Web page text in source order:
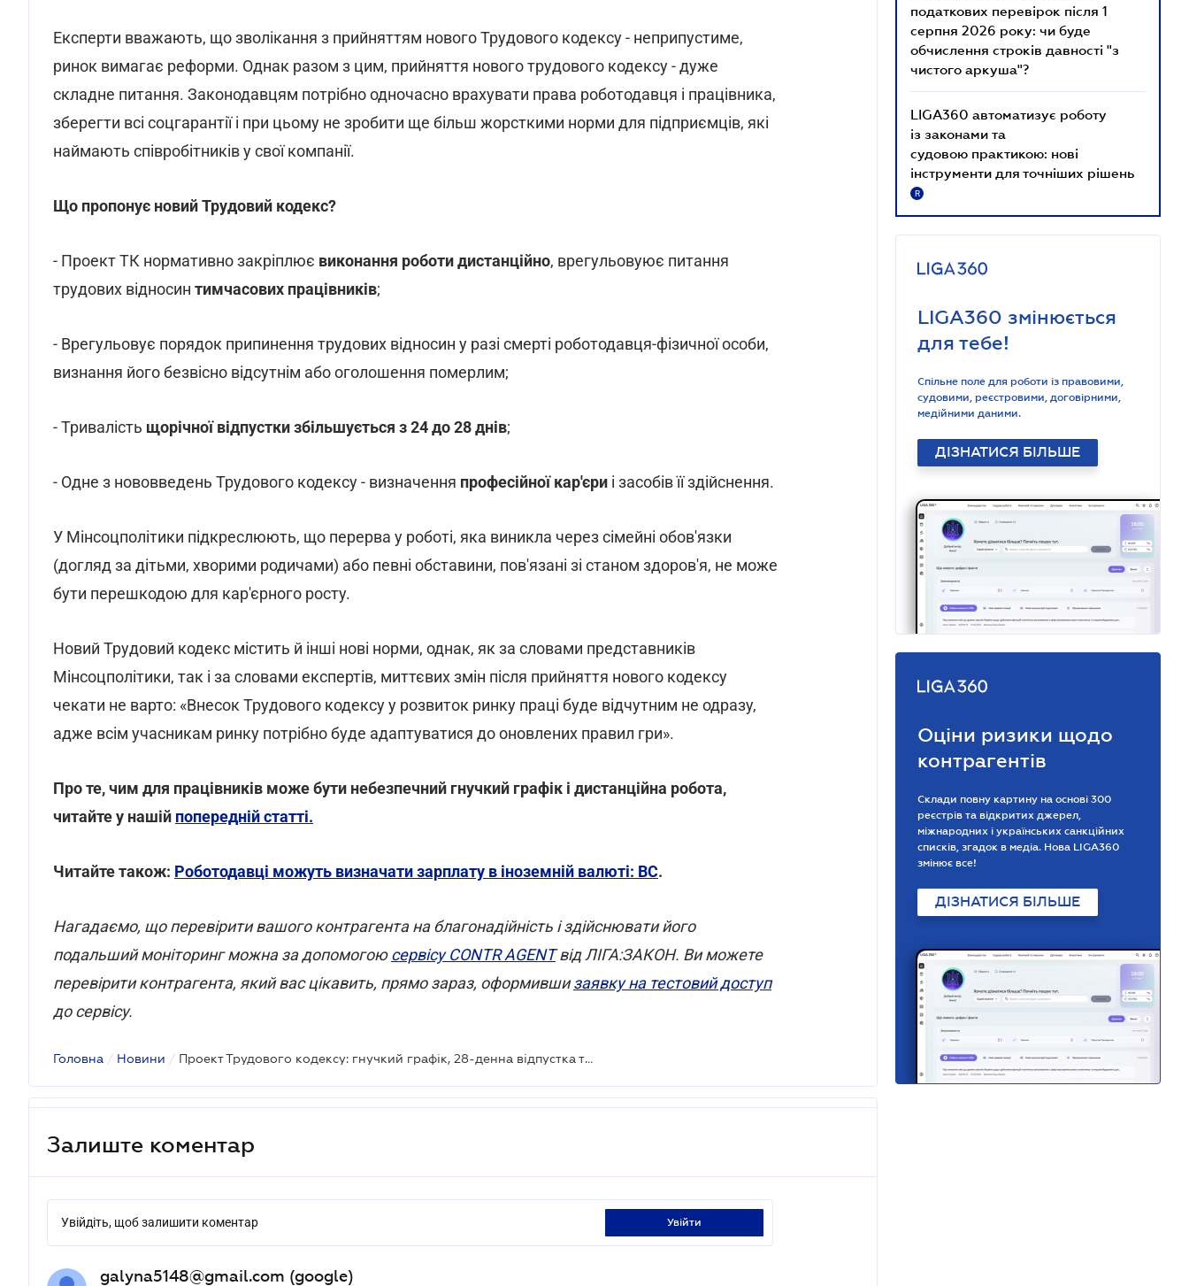
Експерти вважають, що зволікання з прийняттям нового Трудового кодексу - неприпустиме,
ринок вимагає реформи. Однак разом з цим, прийняття нового трудового кодексу - дуже
складне питання. Законодавцям потрібно одночасно врахувати права роботодавця і працівника,
зберегти всі соцгарантії і при цьому не зробити ще більш жорсткими норми для підприємців, які
наймають співробітників у свої компанії.
Що пропонує новий Трудовий кодекс?
- Проект ТК нормативно закріплює виконання роботи дистанційно, врегульовуює питання
трудових відносин тимчасових працівників;
- Врегульовує порядок припинення трудових відносин у разі смерті роботодавця-фізичної особи,
визнання його безвісно відсутнім або оголошення померлим;
- Тривалість щорічної відпустки збільшується з 24 до 28 днів;
- Одне з нововведень Трудового кодексу - визначення професійної кар'єри і засобів її здійснення.
У Мінсоцполітики підкреслюють, що перерва у роботі, яка виникла через сімейні обов'язки
(догляд за дітьми, хворими родичами) або певні обставини, пов'язані зі станом здоров'я, не може
бути перешкодою для кар'єрного росту.
Новий Трудовий кодекс містить й інші нові норми, однак, як за словами представників
Мінсоцполітики, так і за словами експертів, миттєвих змін після прийняття нового кодексу
чекати не варто: «Внесок Трудового кодексу у розвиток ринку праці буде відчутним не одразу,
адже всім учасникам ринку потрібно буде адаптуватися до оновлених правил гри».
Про те, чим для працівників може бути небезпечний гнучкий графік і дистанційна робота,
читайте у нашій попередній статті.
Читайте також: Роботодавці можуть визначати зарплату в іноземній валюті: ВС.
Нагадаємо, що перевірити вашого контрагента на благонадійність і здійснювати його
подальший моніторинг можна за допомогоюсервісу CONTR AGENTвід ЛІГА:ЗАКОН. Ви можете
перевірити контрагента, який вас цікавить, прямо зараз, оформившизаявку на тестовий доступ
до сервісу.
Головна / Новини / Проект Трудового кодексу: гнучкий графік, 28-денна відпустка та дистанційна робота
Залиште коментар
Увійдіть, щоб залишити коментар увійти
galyna5148@gmail.com (google)
податкових перевірок після 1
серпня 2026 року: чи буде
обчислення строків давності "з
чистого аркуша"?
LIGA360 автоматизує роботу
із законами та
судовою практикою: нові
інструменти для точніших рішень
R
LIGA360 змінюється
для тебе!
Спільне поле для роботи із правовими,
судовими, реєстровими, договірними,
медійними даними.
ДІЗНАТИСЯ БІЛЬШЕ
Оціни ризики щодо
контрагентів
Склади повну картину на основі 300
реєстрів та відкритих джерел,
міжнародних і українських санкційних
списків, згадок в медіа. Нова LIGA360
змінює все!
ДІЗНАТИСЯ БІЛЬШЕ